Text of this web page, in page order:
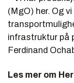
(MgO) her. Og
infrastruktur på
Ferdinand
Les mer om